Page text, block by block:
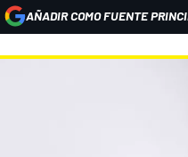
AÑADIR COMO FUENTE